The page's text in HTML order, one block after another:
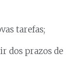
tarefas;
dos prazos de